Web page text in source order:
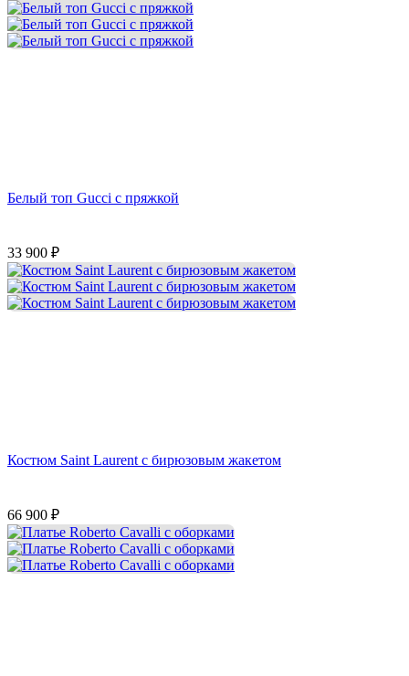
Белый топ Gucci с пряжкой
33 900 ₽
Костюм Saint Laurent с бирюзовым жакетом
66 900 ₽